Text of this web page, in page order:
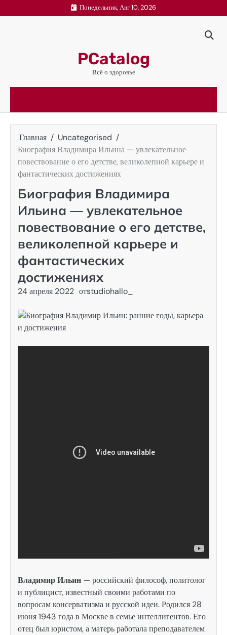
к
Понедельник, Авг 10, 2026
PCatalog
Всё о здоровье
Главная
Uncategorised
Биография Владимира Ильина — увлекательное
повествование о его детстве, великолепной карьере и
фантастических достижениях
Биография Владимира
Ильина — увлекательное
повествование о его детстве,
великолепной карьере и
фантастических
достижениях
24 апреля 2022 отstudiohallo_
Владимир Ильин — российский философ, политолог
и публицист, известный своими работами по
вопросам консерватизма и русской идеи. Родился 28
июня 1943 года в Москве в семье интеллигентов. Его
отец был юристом, а матерь работала преподавателем